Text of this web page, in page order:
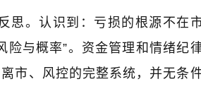
思。认识到：亏损的根源不在
险与概率”。资金管理和情绪纪
市、风控的完整系统，并无条